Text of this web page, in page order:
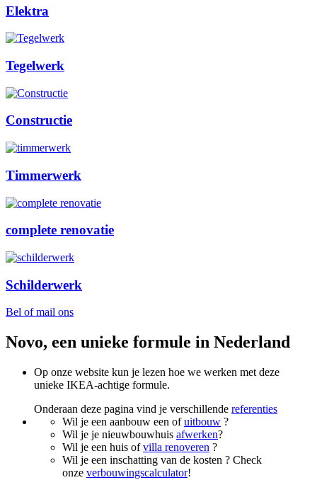
Elektra
Tegelwerk
Constructie
Timmerwerk
complete renovatie
Schilderwerk
Bel of mail ons
Novo, een unieke formule in Nederland
Op onze website kun je lezen hoe we werken met deze
unieke IKEA-achtige formule.
Onderaan deze pagina vind je verschillende referenties
Wil je een aanbouw een ofuitbouw ?
Wil je je nieuwbouwhuis afwerken?
Wil je een huis ofvilla renoveren ?
Wil je een inschatting van de kosten ? Check
onze verbouwingscalculator!